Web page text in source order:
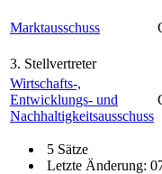
Marktausschuss
3. Stellvertreter
Wirtschafts-,
Entwicklungs- und
Nachhaltigkeitsausschuss
5 Sätze
Letzte Änderung: